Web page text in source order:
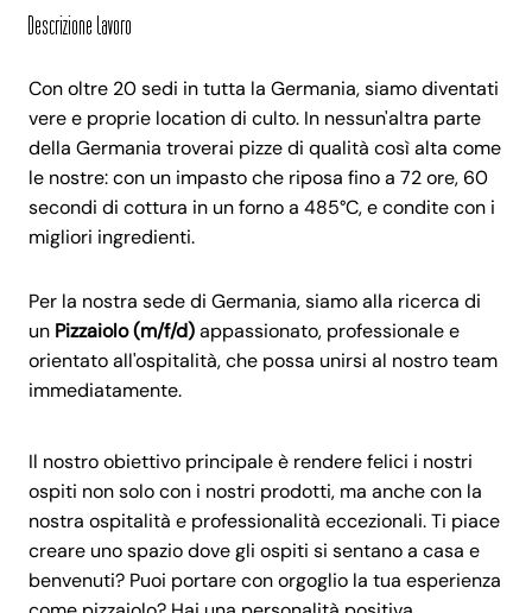
Descrizione lavoro
Con oltre 20 sedi in tutta la Germania, siamo diventati
vere e proprie location di culto. In nessun'altra parte
della Germania troverai pizze di qualità così alta come
le nostre: con un impasto che riposa fino a 72 ore, 60
secondi di cottura in un forno a 485°C, e condite con i
migliori ingredienti.
Per la nostra sede di Germania, siamo alla ricerca di
un Pizzaiolo (m/f/d)appassionato, professionale e
orientato all'ospitalità, che possa unirsi al nostro team
immediatamente.
Il nostro obiettivo principale è rendere felici i nostri
ospiti non solo con i nostri prodotti, ma anche con la
nostra ospitalità e professionalità eccezionali. Ti piace
creare uno spazio dove gli ospiti si sentano a casa e
benvenuti? Puoi portare con orgoglio la tua esperienza